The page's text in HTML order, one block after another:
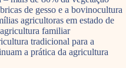
de gesso e a bovinocultura
agricultoras em estado de
familiar
tradicional para a
a prática da agricultura